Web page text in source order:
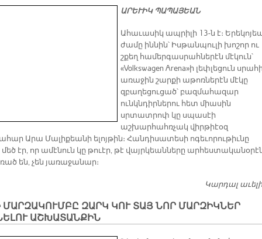
ԱՐԵՒԻԿ ՊԱՊԱՅԵԱՆ
Ահաւասիկ ապրիլի 13-ն է։
ժամը իննին՝ Իսթանպուլի խոշոր ու
շքեղ համերգասրահներէն մէկուն՝
«Volkswagen Arena»ի լեփլեցուն սրահի
առաջին շարքի աթոռներէն մէկը
զբաղեցուցած՝ բազմահազար
ունկնդիրներու հետ միասին
սրտատրոփ կը սպասէի
աշխարհահռչակ վիրթիէօզ
Արա Մալիքեանի ելոյթին։ Հանդիսատեսի ոգեւորութիւնը
էր, որ ամէնուն կը թուէր, թէ վայրկեանները
են, չեն յառաջանար։
Կարդալ
ՄԱՐԶԱԿՈՒՄԲԸ ԶԱՐԿ ԿՈՒ ՏԱՅ ՆՈՐ ՄԱՐԶԻԿՆԵՐ
ԱՇԽԱՏԱՆՔԻՆ